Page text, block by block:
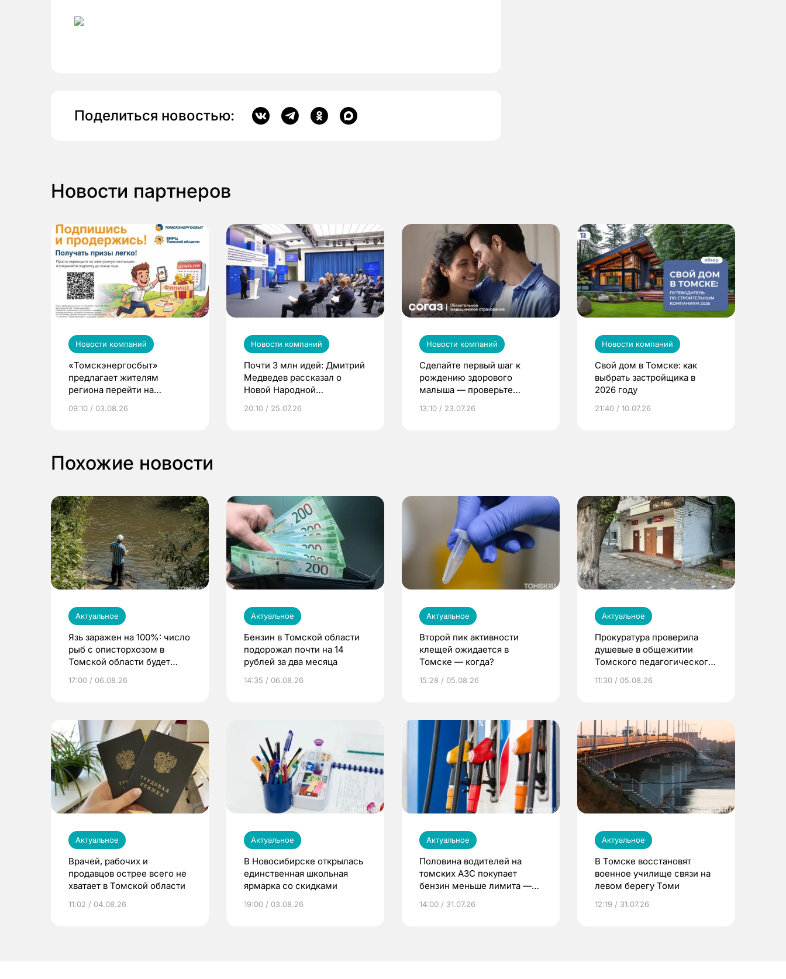
Поделиться новостью:
Новости партнеров
Новости компаний
«Томскэнергосбыт»
предлагает жителям
региона перейти на
выиграть призы
09:10 / 03.08.26
Новости компаний
Почти 3 млн идей: Дмитрий
Медведев рассказал о
Новой Народной
20:10 / 25.07.26
Новости компаний
Сделайте первый шаг к
рождению здорового
малыша — проверьте
по ОМС!
13:10 / 23.07.26
Новости компаний
Свой дом в Томске: как
выбрать застройщика в
2026 году
21:40 / 10.07.26
Похожие новости
Актуальное
Язь заражен на 100%: число
рыб с описторхозом в
Томской области будет
17:00 / 06.08.26
Актуальное
Бензин в Томской области
подорожал почти на 14
рублей за два месяца
14:35 / 06.08.26
Актуальное
Второй пик активности
клещей ожидается в
Томске — когда?
15:28 / 05.08.26
Актуальное
Прокуратура проверила
душевые в общежитии
Томского педагогического
11:30 / 05.08.26
Актуальное
Врачей, рабочих и
продавцов острее всего не
хватает в Томской области
11:02 / 04.08.26
Актуальное
В Новосибирске открылась
единственная школьная
ярмарка со скидками
19:00 / 03.08.26
Актуальное
Половина водителей на
томских АЗС покупает
бензин меньше лимита —
14:00 / 31.07.26
Актуальное
В Томске восстановят
военное училище связи на
левом берегу Томи
12:19 / 31.07.26